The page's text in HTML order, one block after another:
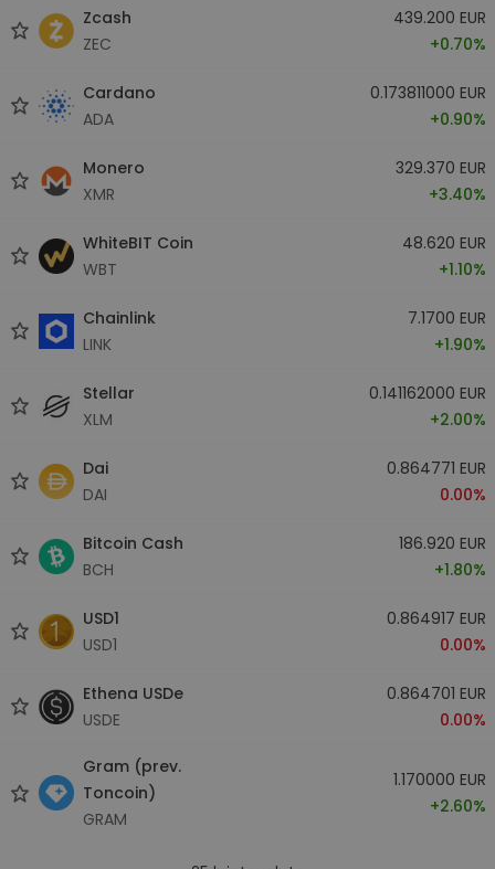
Zcash
ZEC
439.200 EUR
+0.70%
Cardano
ADA
0.173811000 EUR
+0.90%
Monero
XMR
329.370 EUR
+3.40%
WhiteBIT Coin
WBT
48.620 EUR
+1.10%
Chainlink
LINK
7.1700 EUR
+1.90%
Stellar
XLM
0.141162000 EUR
+2.00%
Dai
DAI
0.864771 EUR
0.00%
Bitcoin Cash
BCH
186.920 EUR
+1.80%
USD1
USD1
0.864917 EUR
0.00%
Ethena USDe
USDE
0.864701 EUR
0.00%
Gram (prev.
Toncoin)
GRAM
1.170000 EUR
+2.60%